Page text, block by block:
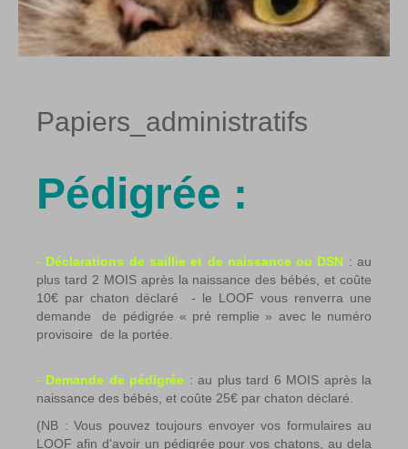
Papiers_administratifs
Pédigrée :
- Déclarations de saillie et de naissance ou DSN : au
plus tard 2 MOIS après la naissance des bébés, et coûte
10€ par chaton déclaré - le LOOF vous renverra une
demande de pédigrée « pré remplie » avec le numéro
provisoire de la portée.
- Demande de pédigrée : au plus tard 6 MOIS après la
naissance des bébés, et coûte 25€ par chaton déclaré.
(NB : Vous pouvez toujours envoyer vos formulaires au
LOOF afin d'avoir un pédigrée pour vos chatons, au dela